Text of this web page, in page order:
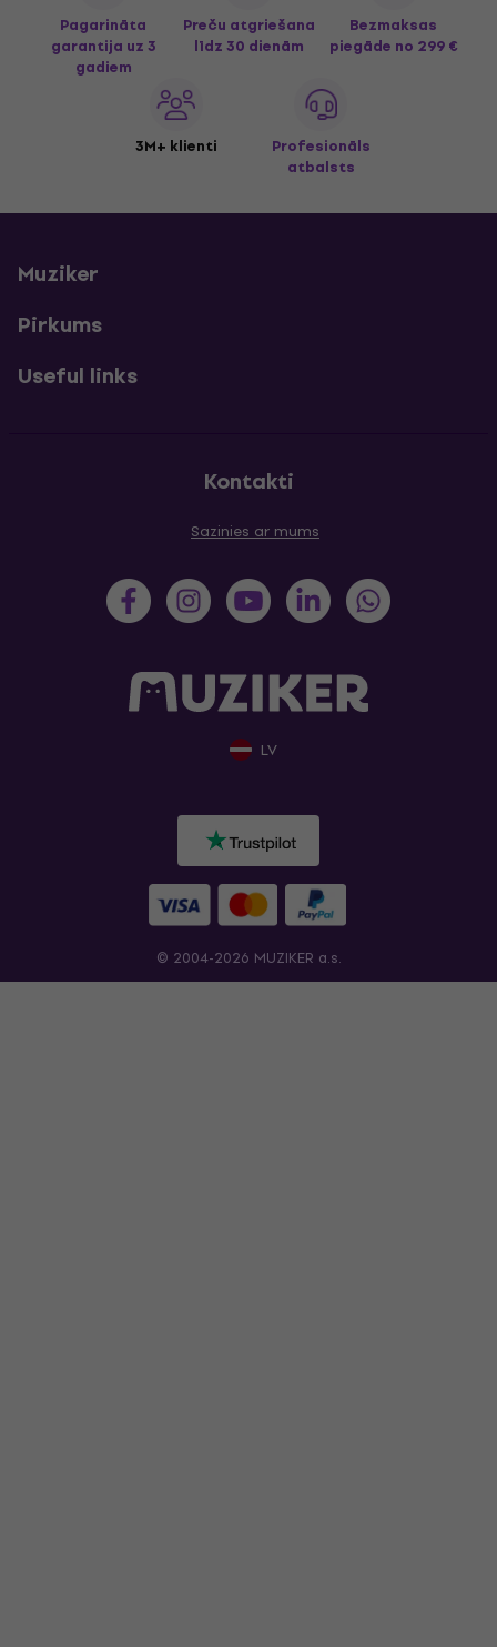
Pagarināta
garantija uz 3
gadiem
Preču atgriešana
līdz 30 dienām
Bezmaksas
piegāde no 299 €
3M+ klienti
Profesionāls
atbalsts
Muziker
Pirkums
Useful links
Kontakti
Sazinies ar mums
LV
© 2004-2026 MUZIKER a.s.